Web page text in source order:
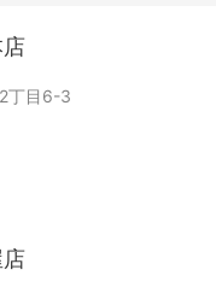
丁目6-3